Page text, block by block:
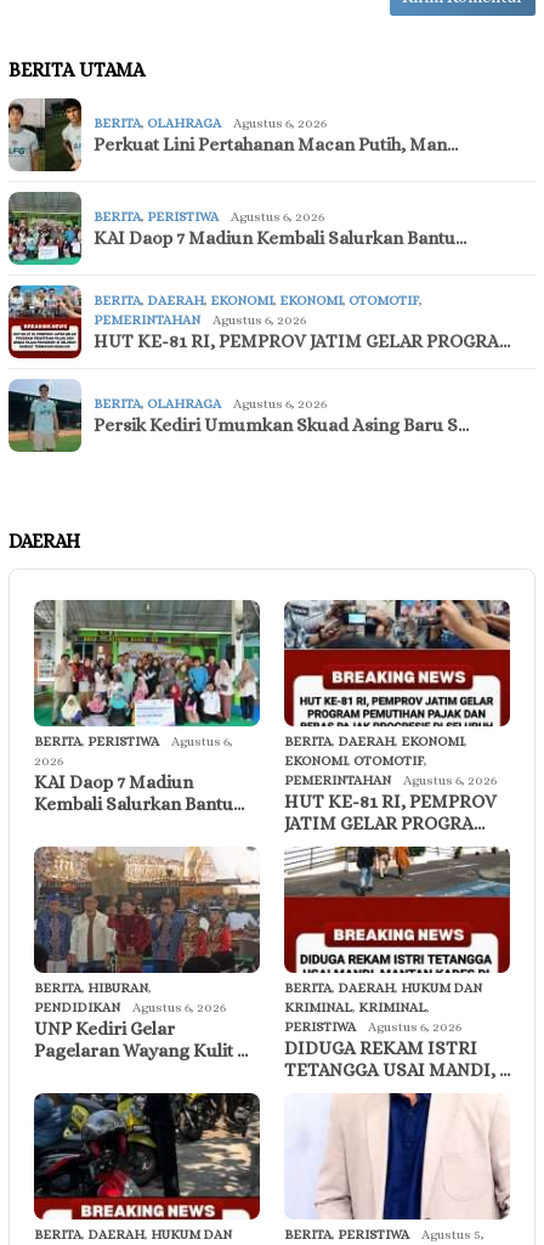
BERITA UTAMA
BERITA, OLAHRAGA Agustus 6, 2026
Perkuat Lini Pertahanan Macan Putih, Man…
BERITA, PERISTIWA Agustus 6, 2026
KAI Daop 7 Madiun Kembali Salurkan Bantu…
BERITA, DAERAH, EKONOMI, EKONOMI, OTOMOTIF,
PEMERINTAHAN
Agustus 6, 2026
HUT KE-81 RI, PEMPROV JATIM GELAR PROGRA…
BERITA, OLAHRAGA Agustus 6, 2026
Persik Kediri Umumkan Skuad Asing Baru S…
DAERAH
BERITA, PERISTIWA
Agustus 6,
2026
KAI Daop 7 Madiun
Kembali Salurkan Bantu…
BERITA, DAERAH, EKONOMI,
EKONOMI, OTOMOTIF,
PEMERINTAHAN
Agustus 6, 2026
HUT KE-81 RI, PEMPROV
JATIM GELAR PROGRA…
BERITA, HIBURAN,
PENDIDIKAN
Agustus 6, 2026
UNP Kediri Gelar
Pagelaran Wayang Kulit …
BERITA, DAERAH, HUKUM DAN
KRIMINAL, KRIMINAL,
PERISTIWA
Agustus 6, 2026
DIDUGA REKAM ISTRI
TETANGGA USAI MANDI, …
BERITA, DAERAH, HUKUM DAN
BERITA, PERISTIWA
Agustus 5,